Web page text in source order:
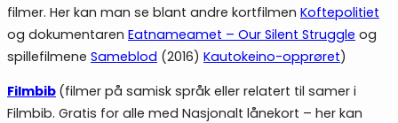
filmer. Her kan man se blant andre kortfilmen Koftepolitiet
og dokumentaren Eatnameamet – Our Silent Struggle og
spillefilmene Sameblod (2016) Kautokeino-opprøret)
Filmbib (filmer på samisk språk eller relatert til samer i
Filmbib. Gratis for alle med Nasjonalt lånekort – her kan